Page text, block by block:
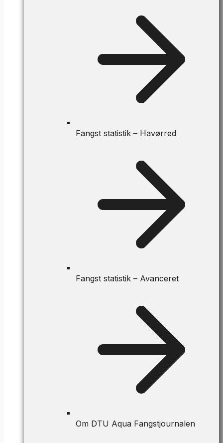
Fangst statistik – Havørred
Fangst statistik – Avanceret
Om DTU Aqua Fangstjournalen